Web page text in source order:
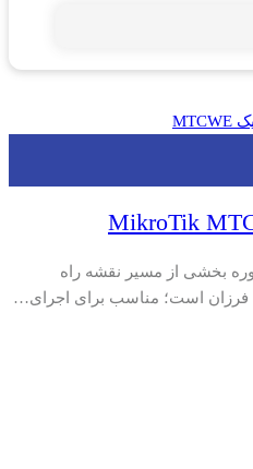
بخشی از مسیر نقشه راه
است؛ مناسب برای اجرای…